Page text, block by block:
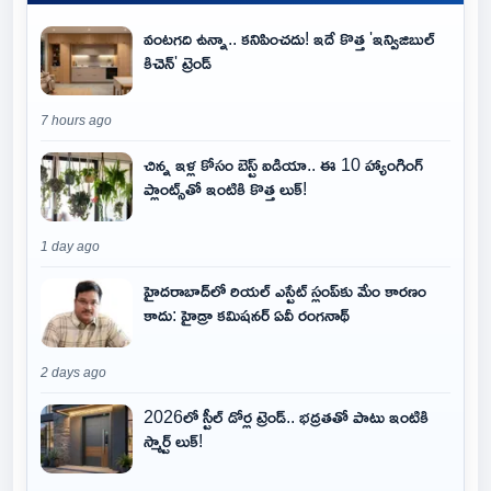
వంటగది ఉన్నా.. కనిపించదు! ఇదే కొత్త 'ఇన్విజిబుల్
కిచెన్' ట్రెండ్
7 hours ago
చిన్న ఇళ్ల కోసం బెస్ట్ ఐడియా.. ఈ 10 హ్యాంగింగ్
ప్లాంట్స్‌తో ఇంటికి కొత్త లుక్!
1 day ago
హైదరాబాద్‌లో రియల్ ఎస్టేట్ స్లంప్‌కు మేం కారణం
కాదు: హైడ్రా కమిషనర్ ఏవీ రంగనాథ్
2 days ago
2026లో స్టీల్ డోర్ల ట్రెండ్.. భద్రతతో పాటు ఇంటికి
స్మార్ట్ లుక్!